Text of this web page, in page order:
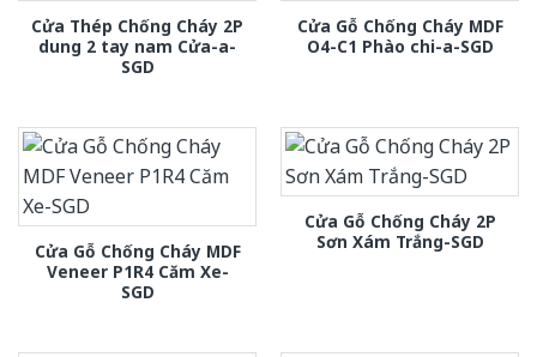
Cửa Thép Chống Cháy 2P
dung 2 tay nam Cửa-a-
SGD
Cửa Gỗ Chống Cháy MDF
O4-C1 Phào chi-a-SGD
Cửa Gỗ Chống Cháy MDF
Veneer P1R4 Căm Xe-
SGD
Cửa Gỗ Chống Cháy 2P
Sơn Xám Trắng-SGD